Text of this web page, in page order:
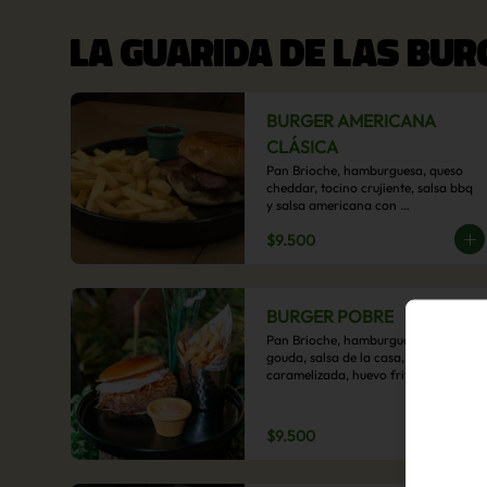
LA GUARIDA DE LAS
BURGER AMERICANA
CLÁSICA
Pan Brioche, hamburguesa, queso
cheddar, tocino crujiente, salsa bbq
y salsa americana con
acompañamiento de papas fritas.
$9.500
BURGER POBRE
Pan Brioche, hamburguesa, queso
gouda, salsa de la casa, cebolla
caramelizada, huevo frito, y papa
$9.500